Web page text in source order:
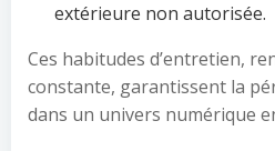
extérieure non autorisée.
Ces habitudes d’entretien,
constante, garantissent la
dans un univers numérique